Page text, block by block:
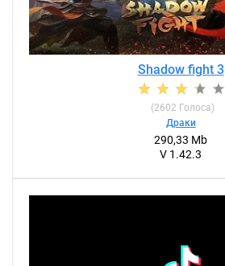
Shadow fight 3
(2602 Голоса)
Драки
290,33 Mb
V 1.42.3